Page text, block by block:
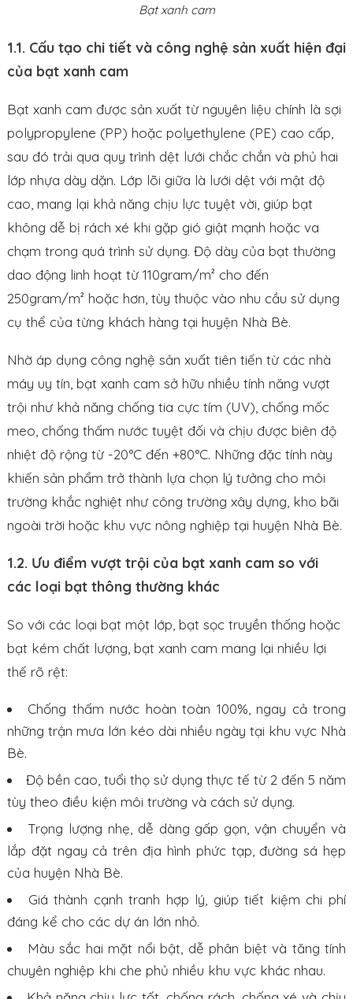
Bạt xanh cam
1.1. Cấu tạo chi tiết và công nghệ sản xuất hiện đại
của bạt xanh cam
Bạt xanh cam được sản xuất từ nguyên liệu chính là sợi
polypropylene (PP) hoặc polyethylene (PE) cao cấp,
sau đó trải qua quy trình dệt lưới chắc chắn và phủ hai
lớp nhựa dày dặn. Lớp lõi giữa là lưới dệt với mật độ
cao, mang lại khả năng chịu lực tuyệt vời, giúp bạt
không dễ bị rách xé khi gặp gió giật mạnh hoặc va
chạm trong quá trình sử dụng. Độ dày của bạt thường
dao động linh hoạt từ 110gram/m² cho đến
250gram/m² hoặc hơn, tùy thuộc vào nhu cầu sử dụng
cụ thể của từng khách hàng tại huyện Nhà Bè.
Nhờ áp dụng công nghệ sản xuất tiên tiến từ các nhà
máy uy tín, bạt xanh cam sở hữu nhiều tính năng vượt
trội như khả năng chống tia cực tím (UV), chống mốc
meo, chống thấm nước tuyệt đối và chịu được biên độ
nhiệt độ rộng từ -20°C đến +80°C. Những đặc tính này
khiến sản phẩm trở thành lựa chọn lý tưởng cho môi
trường khắc nghiệt như công trường xây dựng, kho bãi
ngoài trời hoặc khu vực nông nghiệp tại huyện Nhà Bè.
1.2. Ưu điểm vượt trội của bạt xanh cam so với
các loại bạt thông thường khác
So với các loại bạt một lớp, bạt sọc truyền thống hoặc
bạt kém chất lượng, bạt xanh cam mang lại nhiều lợi
thế rõ rệt:
Chống thấm nước hoàn toàn 100%, ngay cả trong
những trận mưa lớn kéo dài nhiều ngày tại khu vực Nhà
Bè.
Độ bền cao, tuổi thọ sử dụng thực tế từ 2 đến 5 năm
tùy theo điều kiện môi trường và cách sử dụng.
Trọng lượng nhẹ, dễ dàng gấp gọn, vận chuyển và
lắp đặt ngay cả trên địa hình phức tạp, đường sá hẹp
của huyện Nhà Bè.
Giá thành cạnh tranh hợp lý, giúp tiết kiệm chi phí
đáng kể cho các dự án lớn nhỏ.
Màu sắc hai mặt nổi bật, dễ phân biệt và tăng tính
chuyên nghiệp khi che phủ nhiều khu vực khác nhau.